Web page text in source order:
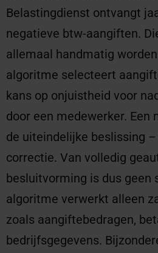
Belastingdienst ontvangt
negatieve btw-aangiften.
allemaal handmatig
algoritme selecteert
kans op onjuistheid voor
door een medewerker. Een
de uiteindelijke beslissing
correctie. Van volledig
besluitvorming is dus geen
algoritme verwerkt alleen
zoals aangiftebedragen,
bedrijfsgegevens.